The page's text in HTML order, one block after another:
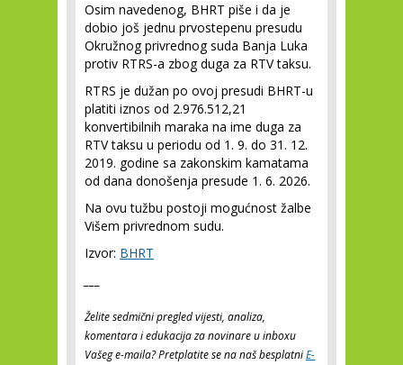
Osim navedenog, BHRT piše i da je
dobio još jednu prvostepenu presudu
Okružnog privrednog suda Banja Luka
protiv RTRS-a zbog duga za RTV taksu.
RTRS je dužan po ovoj presudi BHRT-u
platiti iznos od 2.976.512,21
konvertibilnih maraka na ime duga za
RTV taksu u periodu od 1. 9. do 31. 12.
2019. godine sa zakonskim kamatama
od dana donošenja presude 1. 6. 2026.
Na ovu tužbu postoji mogućnost žalbe
Višem privrednom sudu.
Izvor: BHRT
Želite sedmični pregled vijesti, analiza,
komentara i edukacija za novinare u inboxu
Vašeg e-maila? Pretplatite se na naš besplatniE-